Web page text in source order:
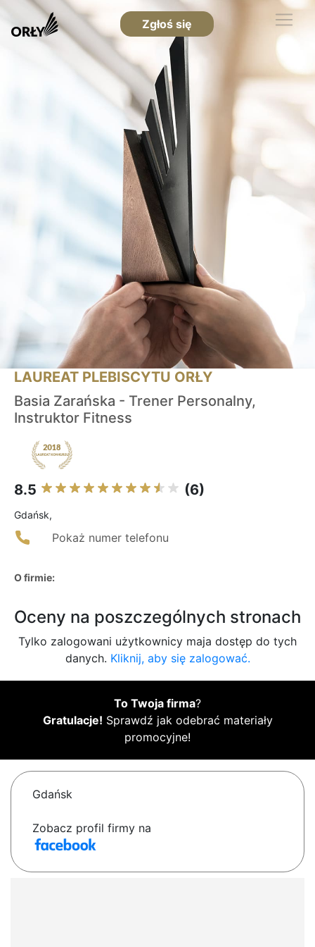
Zgłoś się
LAUREAT PLEBISCYTU ORŁY
Basia Zarańska - Trener Personalny,
Instruktor Fitness
8.5 (6)
Gdańsk,
Pokaż numer telefonu
O firmie:
Oceny na poszczególnych stronach
Tylko zalogowani użytkownicy maja dostęp do tych
danych. Kliknij, aby się zalogować.
To Twoja firma?
Gratulacje! Sprawdź jak odebrać materiały
promocyjne!
Gdańsk
Zobacz profil firmy na